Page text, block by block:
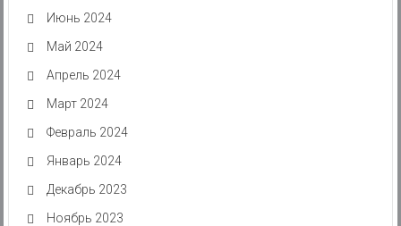
Июнь 2024
Май 2024
Апрель 2024
Март 2024
Февраль 2024
Январь 2024
Декабрь 2023
Ноябрь 2023